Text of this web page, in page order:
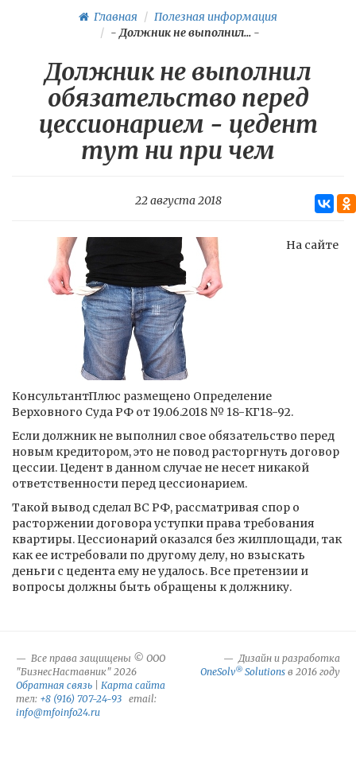
Главная
Полезная информация
-Должник не выполнил... -
Должник не выполнил
обязательство перед
цессионарием - цедент
тут ни при чем
22 августа 2018
На сайте
КонсультантПлюс размещено Определение
Верховного Суда РФ от 19.06.2018 № 18-КГ18-92.
Если должник не выполнил свое обязательство перед
новым кредитором, это не повод расторгнуть договор
цессии. Цедент в данном случае не несет никакой
ответственности перед цессионарием.
Такой вывод сделал ВС РФ, рассматривая спор о
расторжении договора уступки права требования
квартиры. Цессионарий оказался без жилплощади, так
как ее истребовали по другому делу, но взыскать
деньги с цедента ему не удалось. Все претензии и
вопросы должны быть обращены к должнику.
Все права защищены © ООО
"БизнесНаставник" 2026
Обратная связь
Карта сайта
тел: +8 (916) 707-24-93 email:
info@mfoinfo24.ru
Дизайн и разработка
OneSolv® Solutions в 2016 году